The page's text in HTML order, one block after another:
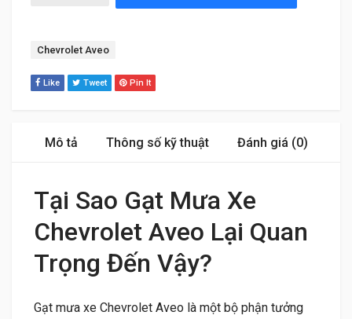
Tag:
Chevrolet Aveo
Like Tweet Pin It
Mô tả Thông số kỹ thuật Đánh giá (0)
Tại Sao Gạt Mưa Xe
Chevrolet Aveo Lại Quan
Trọng Đến Vậy?
Gạt mưa xe Chevrolet Aveo là một bộ phận tưởng